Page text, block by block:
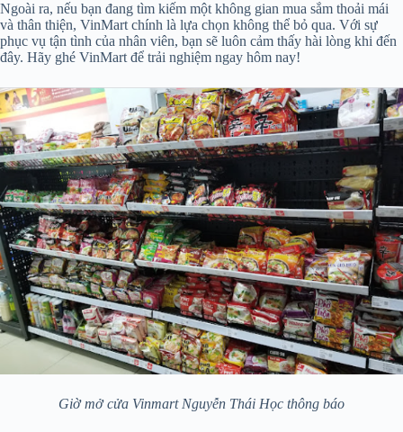
Ngoài ra, nếu bạn đang tìm kiếm một không gian mua sắm thoải mái
và thân thiện, VinMart chính là lựa chọn không thể bỏ qua. Với sự
phục vụ tận tình của nhân viên, bạn sẽ luôn cảm thấy hài lòng khi đến
đây. Hãy ghé VinMart để trải nghiệm ngay hôm nay!
Giờ mở cửa Vinmart Nguyễn Thái Học thông báo